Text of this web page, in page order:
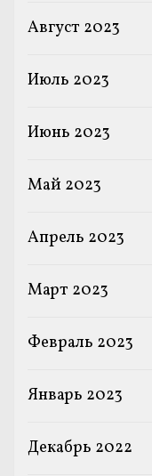
Август 2023
Июль 2023
Июнь 2023
Май 2023
Апрель 2023
Март 2023
Февраль 2023
Январь 2023
Декабрь 2022